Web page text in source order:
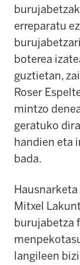
erreparatu
boterea
guztietan,
Roser
mintzo
geratuko
handien eta
bada.
Mitxel
burujabetza
langileen